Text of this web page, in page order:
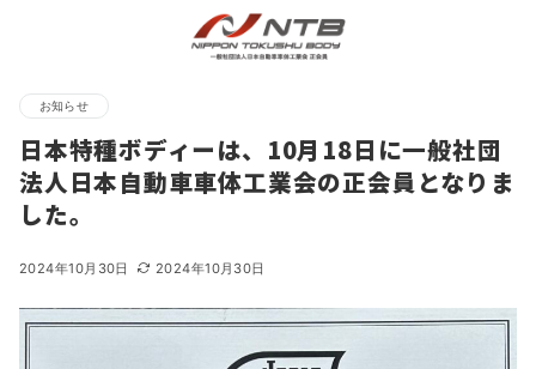
お知らせ
日本特種ボディーは、10月18日に一般社団
法人日本自動車車体工業会の正会員となりま
した。
2024年10月30日 2024年10月30日